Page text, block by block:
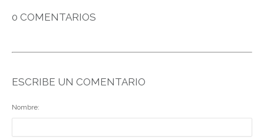
0 COMENTARIOS
ESCRIBE UN COMENTARIO
Nombre: